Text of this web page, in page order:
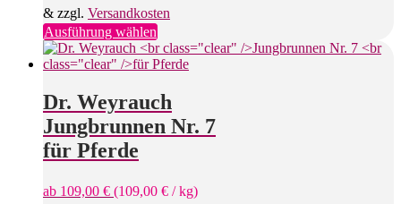
werden
& zzgl. Versandkosten
Ausführung wählenDieses
Produkt
weist
Varianten
auf.
Die
der
Dr. Weyrauch
Jungbrunnen Nr. 7
für Pferde
ab 109,00 € (109,00 € /kg)